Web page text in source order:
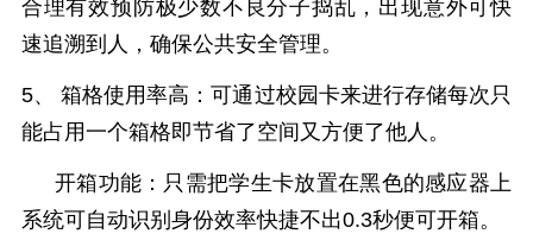
合理有效预防极少数不良分子捣乱，出现意外可快
速追溯到人，确保公共安全管理。
5、 箱格使用率高：可通过校园卡来进行存储每次只
能占用一个箱格即节省了空间又方便了他人。
开箱功能：只需把学生卡放置在黑色的感应器上
系统可自动识别身份效率快捷不出0.3秒便可开箱。